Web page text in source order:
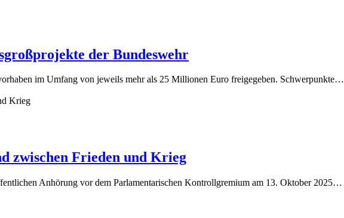
der Bundeswehr
im Umfang von jeweils mehr als 25 Millionen Euro freigegeben. Schwerpunkte…
zwischen Frieden und Krieg
Anhörung vor dem Parlamentarischen Kontrollgremium am 13. Oktober 2025…